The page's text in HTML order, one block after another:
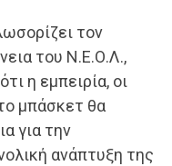
τον
του Ν.Ε.Ο.Λ.,
η εμπειρία, οι
μπάσκετ θα
για την
ανάπτυξη της